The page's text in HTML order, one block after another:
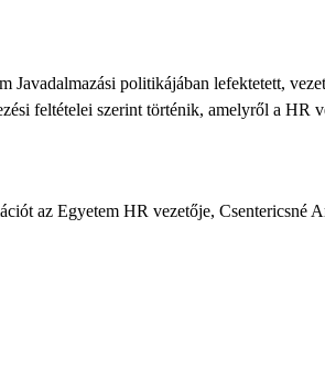
Javadalmazási politikájában lefektetett,
feltételei szerint történik, amelyről a HR
az Egyetem HR vezetője, Csentericsné